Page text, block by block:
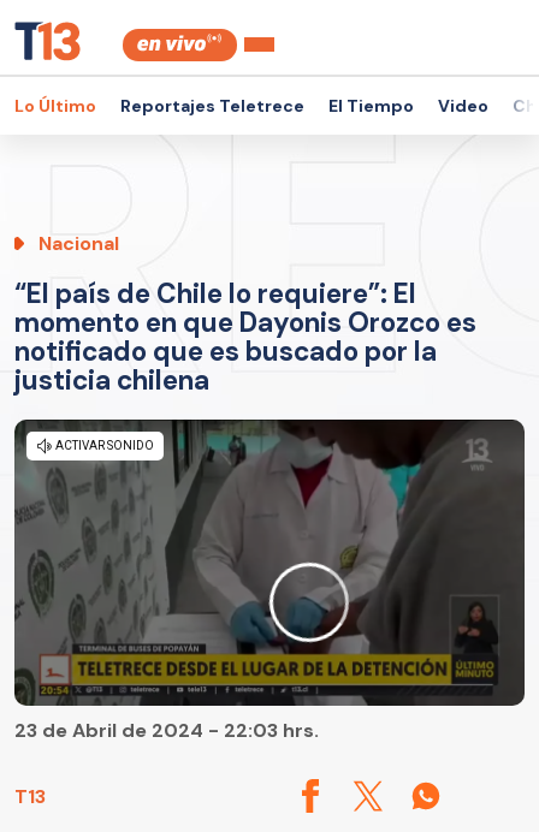
Lo Último Reportajes Teletrece El Tiempo Video
Nacional
“El país de Chile lo requiere”: El
momento en que Dayonis Orozco es
notificado que es buscado por la
justicia chilena
T13
23 de Abril de 2024 - 22:03 hrs.